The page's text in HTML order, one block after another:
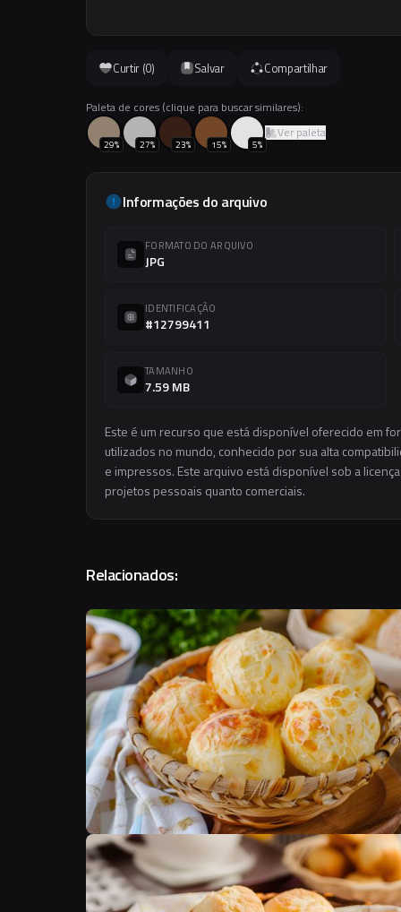
Curtir (0) Salvar Compartilhar
Paleta de cores (clique para buscar similares):
29% 27% 23% 15% 5%
Ver paleta
Informações do arquivo
FORMATO DO ARQUIVO
JPG
IDENTIFICAÇÃO
#12799411
TAMANHO
7.59 MB
Este é um recurso que está disponível oferecido em
utilizados no mundo, conhecido por sua alta
e impressos. Este arquivo está disponível sob a
projetos pessoais quanto comerciais.
Relacionados:
F
F